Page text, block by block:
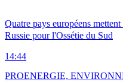
Quatre pays européens
Russie pour l'Ossétie du Sud
14:44
PROENERGIE,